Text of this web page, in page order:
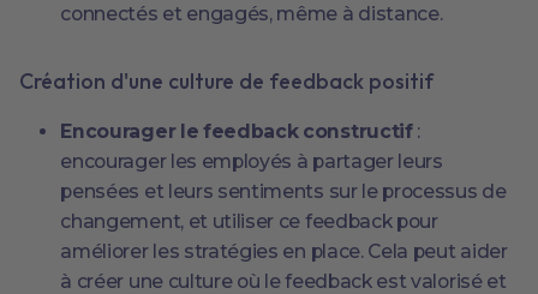
connectés et engagés, même à distance.
Création d'une culture de feedback positif
Encourager le feedback constructif:
encourager les employés à partager leurs
pensées et leurs sentiments sur le processus de
changement, et utiliser ce feedback pour
améliorer les stratégies en place. Cela peut aider
à créer une culture où le feedback est valorisé et